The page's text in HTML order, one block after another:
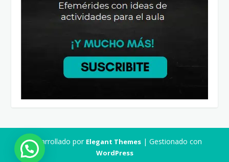
Desarrollado por Elegant Themes| Gestionado con
WordPress